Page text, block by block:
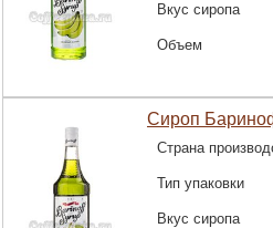
Вкус сиропа
Объем
Сироп
Страна
Тип упаковки
Вкус сиропа